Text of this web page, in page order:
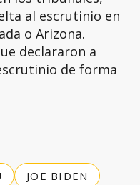
al escrutinio en
o Arizona.
declararon a
de forma
JOE BIDEN